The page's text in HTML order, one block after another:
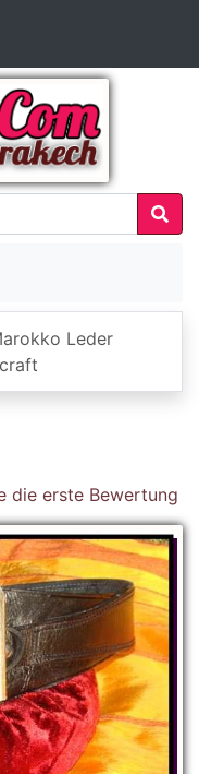
Leder
die erste Bewertung